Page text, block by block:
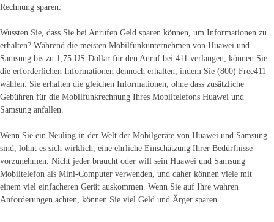
Rechnung sparen.
Wussten Sie, dass Sie bei Anrufen Geld sparen können, um Informationen zu
erhalten? Während die meisten Mobilfunkunternehmen von Huawei und
Samsung bis zu 1,75 US-Dollar für den Anruf bei 411 verlangen, können Sie
die erforderlichen Informationen dennoch erhalten, indem Sie (800) Free411
wählen. Sie erhalten die gleichen Informationen, ohne dass zusätzliche
Gebühren für die Mobilfunkrechnung Ihres Mobiltelefons Huawei und
Samsung anfallen.
Wenn Sie ein Neuling in der Welt der Mobilgeräte von Huawei und Samsung
sind, lohnt es sich wirklich, eine ehrliche Einschätzung Ihrer Bedürfnisse
vorzunehmen. Nicht jeder braucht oder will sein Huawei und Samsung
Mobiltelefon als Mini-Computer verwenden, und daher können viele mit
einem viel einfacheren Gerät auskommen. Wenn Sie auf Ihre wahren
Anforderungen achten, können Sie viel Geld und Ärger sparen.